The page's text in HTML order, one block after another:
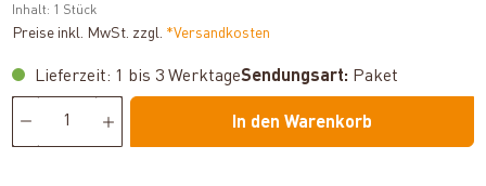
Inhalt: 1 Stück
Preise inkl. MwSt. zzgl. *Versandkosten
Lieferzeit: 1 bis 3 WerktageSendungsart: Paket
In den Warenkorb